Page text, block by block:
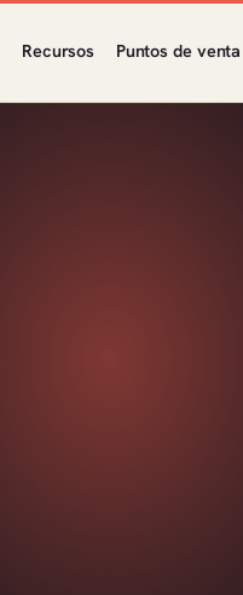
Recursos Puntos de venta